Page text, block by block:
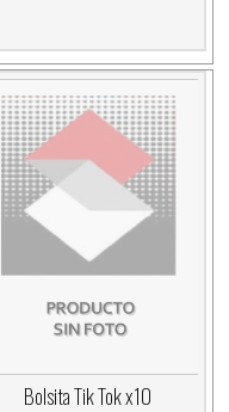
Bolsita Tik Tok x10